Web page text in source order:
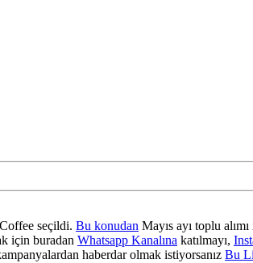
seçildi. Bu konudan Mayıs ayı toplu
için buradan Whatsapp Kanalına katılmayı,
haberdar olmak istiyorsanız Bu